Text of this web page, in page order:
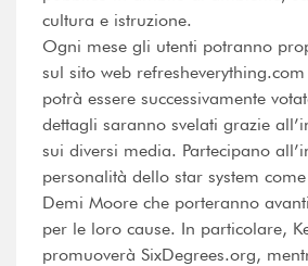
cultura e istruzione.
Ogni mese gli utenti potranno
sul sito web
potrà essere successivamente
dettagli saranno svelati grazie
sui diversi media. Partecipano
personalità dello star system
Demi Moore che porteranno
per le loro cause. In particolare,
promuoverà SixDegrees.org,